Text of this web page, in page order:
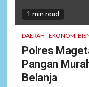
1 min read
DAERAH EKONOMI
Polres
Pangan
Belanja